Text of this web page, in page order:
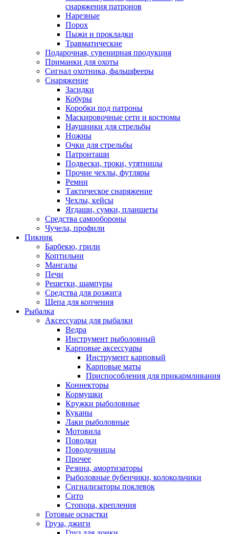
снаряжения патронов
Нарезные
Порох
Пыжи и прокладки
Травматические
Подарочная, сувенирная продукция
Приманки для охоты
Сигнал охотника, фальшфееры
Снаряжение
Засидки
Кобуры
Коробки под патроны
Маскировочные сети и костюмы
Наушники для стрельбы
Ножны
Очки для стрельбы
Патронташи
Подвески, троки, утятницы
Прочие чехлы, футляры
Ремни
Тактическое снаряжение
Чехлы, кейсы
Ягдаши, сумки, планшеты
Средства самообороны
Чучела, профили
Пикник
Барбекю, грили
Коптильни
Мангалы
Печи
Решетки, шампуры
Средства для розжига
Щепа для копчения
Рыбалка
Аксессуары для рыбалки
Ведра
Инструмент рыболовный
Карповые аксессуары
Инструмент карповый
Карповые маты
Приспособления для прикармливания
Коннекторы
Кормушки
Кружки рыболовные
Куканы
Лаки рыболовные
Мотовила
Поводки
Поводочницы
Прочее
Резина, амортизаторы
Рыболовные бубенчики, колокольчики
Сигнализаторы поклевок
Сито
Стопора, крепления
Готовые оснастки
Груза, джиги